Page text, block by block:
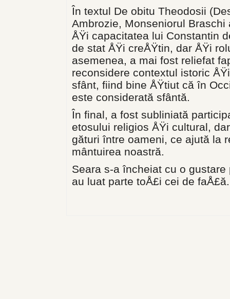
În textul De obitu Theodosii
Ambrozie, Monseniorul
ÅŸi capacitatea lui Constantin
de stat ÅŸi creÅŸtin, dar ÅŸi
asemenea, a mai fost reliefat
reconsi­dere contextul istoric
sfânt, fiind bine ÅŸtiut că în
este considerată sfântă.
În final, a fost subliniată
etosului religios ÅŸi cul­tural,
gături între oameni, ce ajută la
mântuirea noastră.
Seara s-a încheiat cu o
au luat parte toÅ£i cei de faÅ£ă.